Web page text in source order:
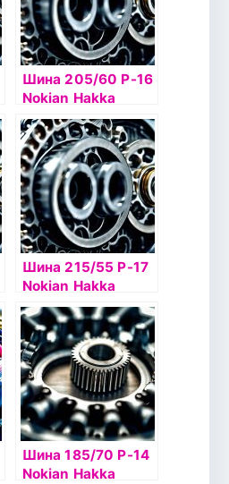
Шина 205/60 Р-16
Nokian Hakka
Green2 96V б/к
Шина 215/55 Р-17
Nokian Hakka
Blue2 98W б/к
Шина 185/70 Р-14
Nokian Hakka